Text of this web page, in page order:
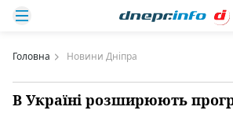
Головна Новини Дніпра
В Україні розширюють